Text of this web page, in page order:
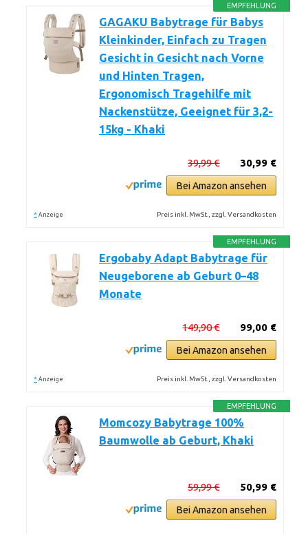
EMPFEHLUNG
GAGAKU Babytrage für Babys
Kleinkinder, Einfach zu Tragen
Gesicht in Gesicht nach Vorne
und Hinten Tragen,
Ergonomisch Tragehilfe mit
Nackenstütze, Geeignet für 3,2-
15kg - Khaki
30,99 €
39,99 €
Bei Amazon ansehen
* Anzeige Preis inkl. MwSt., zzgl. Versandkosten
EMPFEHLUNG
Ergobaby Adapt Babytrage für
Neugeborene ab Geburt 0–48
Monate
99,00 €
149,90 €
Bei Amazon ansehen
* Anzeige Preis inkl. MwSt., zzgl. Versandkosten
EMPFEHLUNG
Momcozy Babytrage 100%
Baumwolle ab Geburt, Khaki
50,99 €
59,99 €
Bei Amazon ansehen